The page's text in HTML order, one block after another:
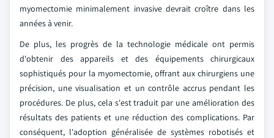
myomectomie minimalement invasive devrait croître dans les
années à venir.
De plus, les progrès de la technologie médicale ont permis
d'obtenir des appareils et des équipements chirurgicaux
sophistiqués pour la myomectomie, offrant aux chirurgiens une
précision, une visualisation et un contrôle accrus pendant les
procédures. De plus, cela s'est traduit par une amélioration des
résultats des patients et une réduction des complications. Par
conséquent, l'adoption généralisée de systèmes robotisés et